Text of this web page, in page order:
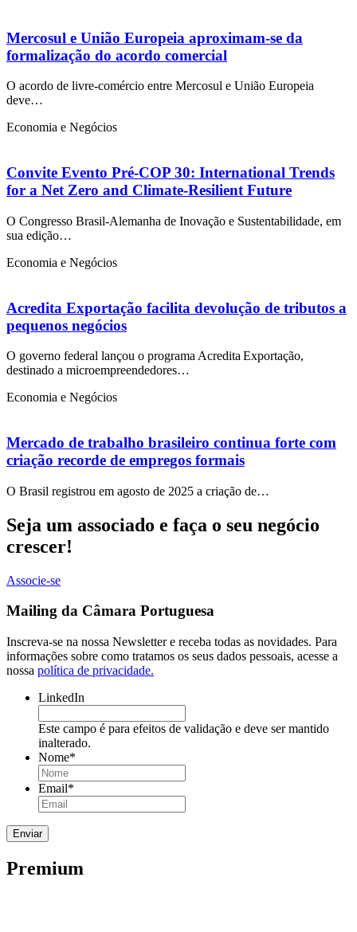
Mercosul e União Europeia aproximam-se da
formalização do acordo comercial
O acordo de livre-comércio entre Mercosul e União Europeia
deve…
Economia e Negócios
Convite Evento Pré-COP 30: International Trends
for a Net Zero and Climate-Resilient Future
O Congresso Brasil-Alemanha de Inovação e Sustentabilidade, em
sua edição…
Economia e Negócios
Acredita Exportação facilita devolução de tributos a
pequenos negócios
O governo federal lançou o programa Acredita Exportação,
destinado a microempreendedores…
Economia e Negócios
Mercado de trabalho brasileiro continua forte com
criação recorde de empregos formais
O Brasil registrou em agosto de 2025 a criação de…
Seja um associado e faça o seu negócio
crescer!
Associe-se
Mailing da Câmara Portuguesa
Inscreva-se na nossa Newsletter e receba todas as novidades. Para
informações sobre como tratamos os seus dados pessoais, acesse a
nossa política de privacidade.
LinkedIn
Este campo é para efeitos de validação e deve ser mantido
inalterado.
Nome*
Email*
Premium